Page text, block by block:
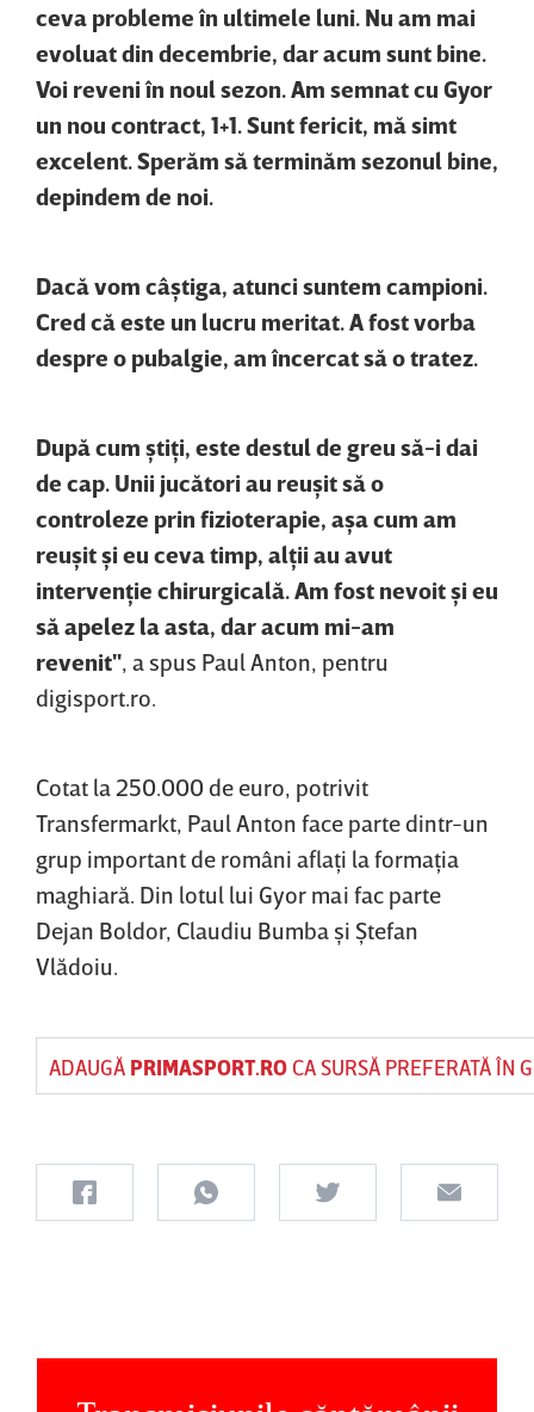
ceva probleme în ultimele luni. Nu am mai
evoluat din decembrie, dar acum sunt bine.
Voi reveni în noul sezon. Am semnat cu Gyor
un nou contract, 1+1. Sunt fericit, mă simt
excelent. Sperăm să terminăm sezonul bine,
depindem de noi.
Dacă vom câştiga, atunci suntem campioni.
Cred că este un lucru meritat. A fost vorba
despre o pubalgie, am încercat să o tratez.
După cum ştiţi, este destul de greu să-i dai
de cap. Unii jucători au reuşit să o
controleze prin fizioterapie, aşa cum am
reuşit şi eu ceva timp, alţii au avut
intervenţie chirurgicală. Am fost nevoit şi eu
să apelez la asta, dar acum mi-am
revenit" , a spus Paul Anton, pentru
digisport.ro.
Cotat la 250.000 de euro, potrivit
Transfermarkt, Paul Anton face parte dintr-un
grup important de români aflaţi la formaţia
maghiară. Din lotul lui Gyor mai fac parte
Dejan Boldor, Claudiu Bumba şi Ştefan
Vlădoiu.
ADAUGĂ PRIMASPORT.ROCA SURSĂ PREFERATĂ ÎN